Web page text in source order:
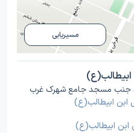
مسیریابی
ابیطالب(ع)
جنب مسجد جامع شهرک غرب
ابن ابیطالب(ع)
ابن ابیطالب(ع)